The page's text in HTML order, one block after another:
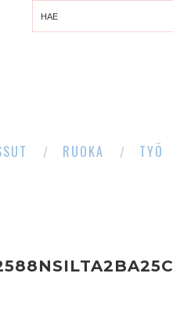
RUOKA TYÖ